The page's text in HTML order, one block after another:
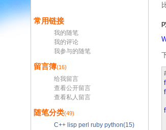
常用链接
我的随笔
我的评论
我参与的随笔
留言簿(16)
给我留言
查看公开留言
查看私人留言
随笔分类(49)
C++ lisp perl ruby python(15)